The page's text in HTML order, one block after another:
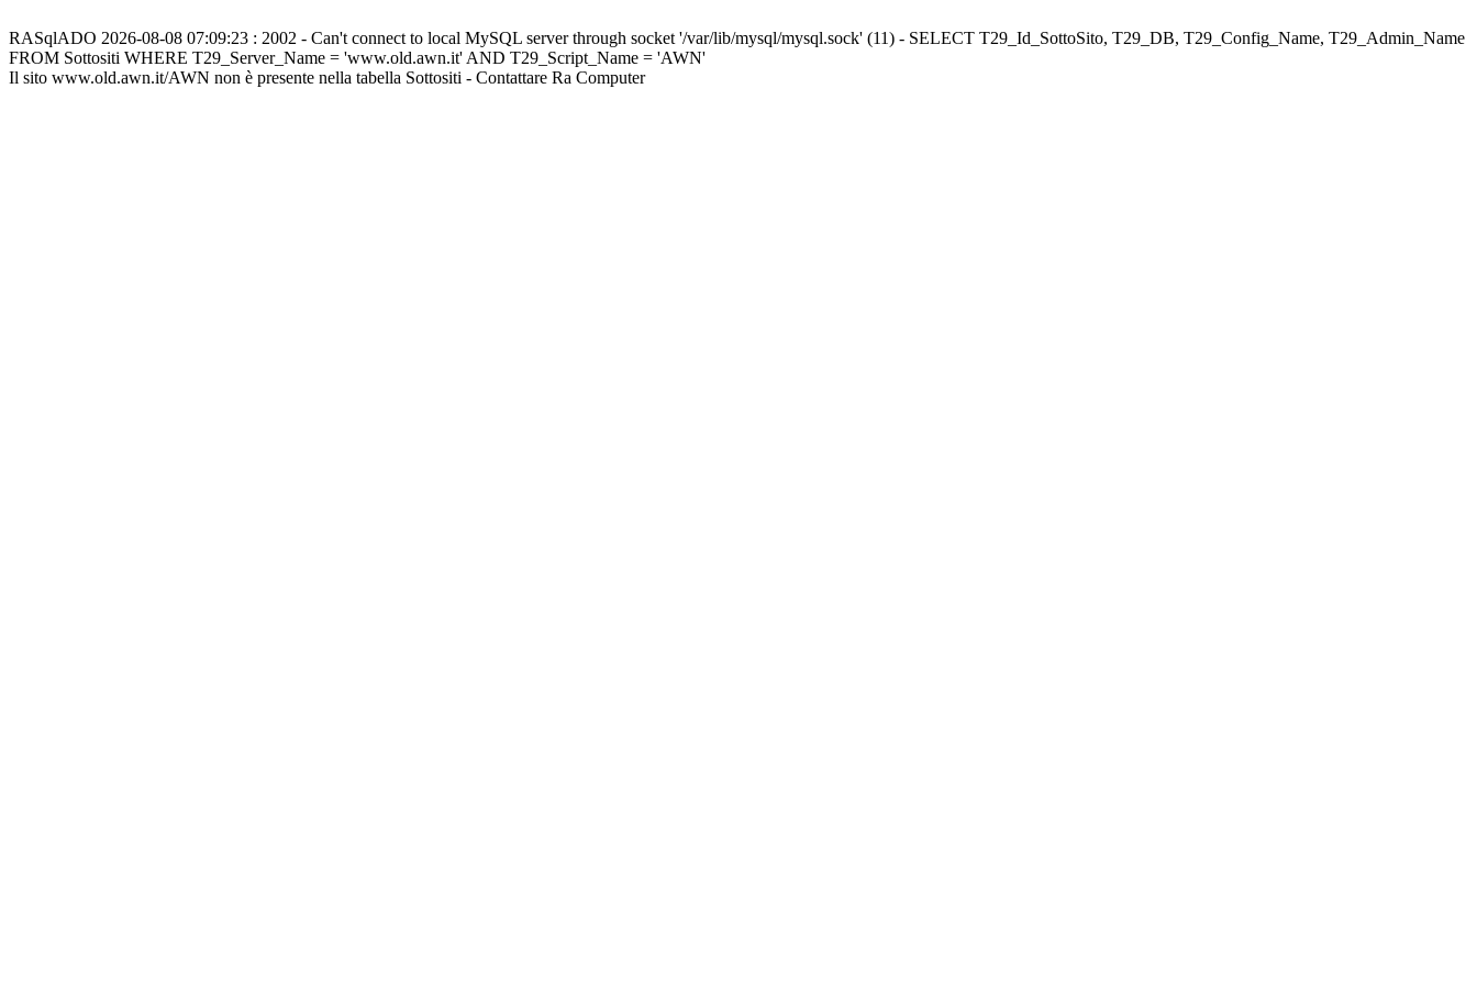
RASqlADO 2026-08-08 07:09:23 : 2002 - Can't connect to local MySQL server through socket '/var/lib/mysql/mysql.sock' (11) - SELECT T29_Id_SottoSito, T29_DB, T29_Config_Name, T29_Admin_Name
FROM Sottositi WHERE T29_Server_Name = 'www.old.awn.it' AND T29_Script_Name = 'AWN'
Il sito www.old.awn.it/AWN non è presente nella tabella Sottositi - Contattare Ra Computer